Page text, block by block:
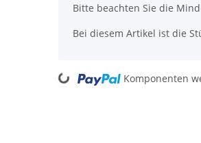
x
Bitte beachten Sie die
Bei diesem Artikel ist die
Loading... Komponenten